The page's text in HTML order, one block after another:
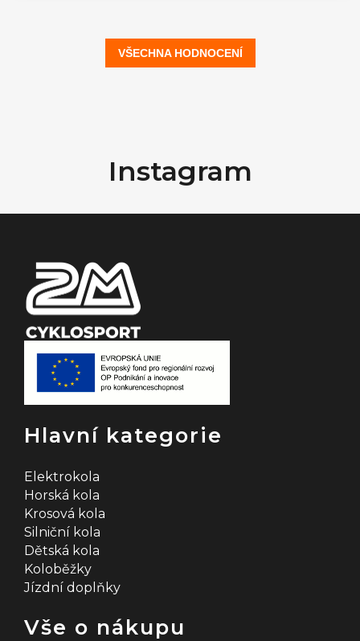
VŠECHNA HODNOCENÍ
t
Instagram
Hlavní kategorie
Elektrokola
Horská kola
Krosová kola
Silniční kola
Dětská kola
Koloběžky
Jízdní doplňky
Vše o nákupu